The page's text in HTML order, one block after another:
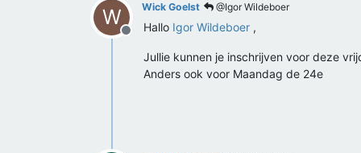
W
Offline
Wick Goelst @Igor Wildeboer
Hallo Igor Wildeboer ,
Jullie kunnen je inschrijven voor deze
Anders ook voor Maandag de 24e